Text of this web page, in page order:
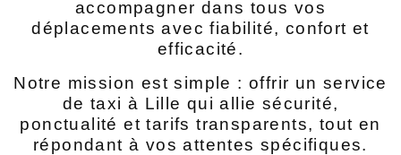
accompagner dans tous vos
déplacements avec fiabilité, confort et
efficacité.
Notre mission est simple : offrir un service
de taxi à Lille qui allie sécurité,
ponctualité et tarifs transparents, tout en
répondant à vos attentes spécifiques.